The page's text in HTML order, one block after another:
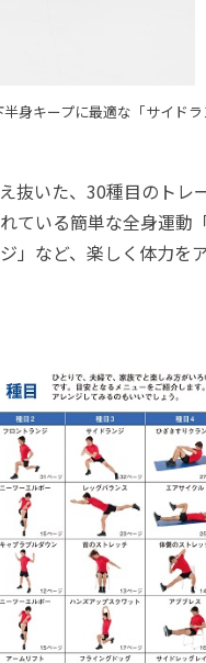
身キープに最適な「サイド
いた、30種目のトレ
ている簡単な全身運動
」など、楽しく体力を